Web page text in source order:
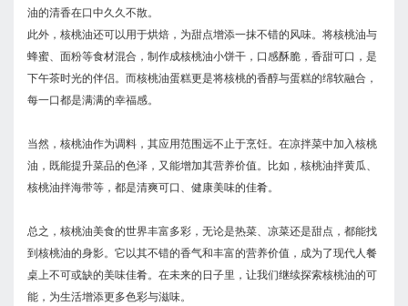
油的清香在口中久久不散。
此外，核桃油还可以用于烘焙，为甜点增添一抹不错的风味。将核桃油与
蜂蜜、面粉等食材混合，制作成核桃油小饼干，口感酥脆，香甜可口，是
下午茶时光的伴侣。而核桃油蛋糕更是将核桃的香醇与蛋糕的绵软融合，
每一口都是满满的幸福感。
当然，核桃油作为调料，其应用范围远不止于烹饪。在凉拌菜中加入核桃
油，既能提升菜品的色泽，又能增加其营养价值。比如，核桃油拌黄瓜、
核桃油拌海带等，都是清爽可口、健康美味的佳肴。
总之，核桃油美食的世界丰富多彩，无论是热菜、凉菜还是甜点，都能找
到核桃油的身影。它以其不错的香气和丰富的营养价值，成为了现代人餐
桌上不可或缺的美味佳肴。在未来的日子里，让我们继续探索核桃油的可
能，为生活增添更多色彩与滋味。